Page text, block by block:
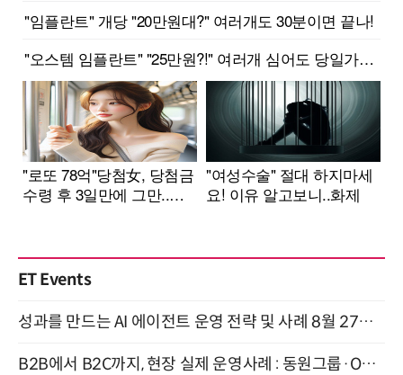
ET Events
성과를 만드는 AI 에이전트 운영 전략 및 사례 8월 27일 개최
B2B에서 B2C까지, 현장 실제 운영사례 : 동원그룹·OCI·다이닝브랜즈그룹·당근 (8/27)